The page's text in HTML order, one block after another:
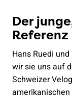
Der
Referenz
Hans Ruedi
wir sie uns auf
Schweizer